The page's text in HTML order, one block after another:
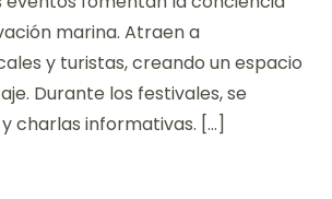
marina. Atraen a
y turistas, creando un espacio
Durante los festivales, se
charlas informativas. […]